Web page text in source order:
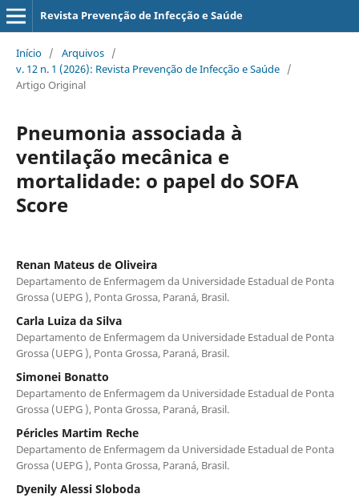
Revista Prevenção de Infecção e Saúde
Início / Arquivos /
v. 12 n. 1 (2026): Revista Prevenção de Infecção e Saúde /
Artigo Original
Pneumonia associada à
ventilação mecânica e
mortalidade: o papel do SOFA
Score
Renan Mateus de Oliveira
Departamento de Enfermagem da Universidade Estadual de Ponta
Grossa (UEPG ), Ponta Grossa, Paraná, Brasil.
Carla Luiza da Silva
Departamento de Enfermagem da Universidade Estadual de Ponta
Grossa (UEPG ), Ponta Grossa, Paraná, Brasil.
Simonei Bonatto
Departamento de Enfermagem da Universidade Estadual de Ponta
Grossa (UEPG ), Ponta Grossa, Paraná, Brasil.
Péricles Martim Reche
Departamento de Enfermagem da Universidade Estadual de Ponta
Grossa (UEPG ), Ponta Grossa, Paraná, Brasil.
Dyenily Alessi Sloboda